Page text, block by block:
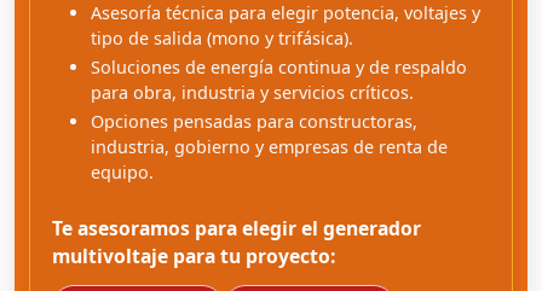
Asesoría técnica para elegir potencia, voltajes y
tipo de salida (mono y trifásica).
Soluciones de energía continua y de respaldo
para obra, industria y servicios críticos.
Opciones pensadas para constructoras,
industria, gobierno y empresas de renta de
equipo.
Te asesoramos para elegir el generador
multivoltaje para tu proyecto: